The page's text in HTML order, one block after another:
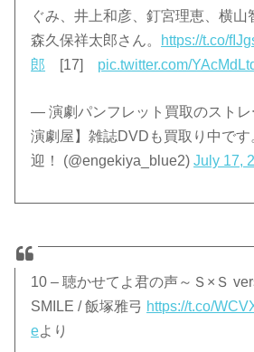
ぐみ、井上和彦、釘宮理恵、横山
森久保祥太郎さん。
https://t.co/
郎 [17] pic.twitter.com/
— 演劇パンフレット買取のスト
演劇屋】雑誌DVDも買取り中で
迎！ (@engekiya_blue2)July 17,
10 – 聴かせてよ君の声～Ｓ×Ｓ
SMILE / 飯塚雅弓 https://t.co/
eより